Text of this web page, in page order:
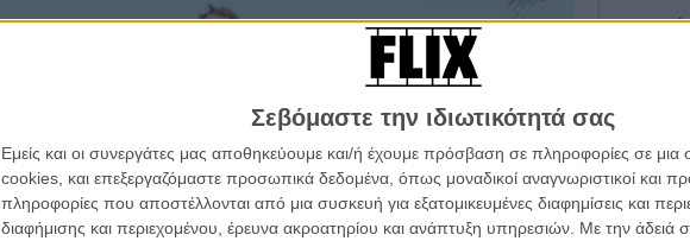
Σεβόμαστε την ιδιωτικότητά σας
Εμείς και οι συνεργάτες μας αποθηκεύουμε και/ή έχουμε πρόσβαση σε πληροφορίες σε
cookies, και επεξεργαζόμαστε προσωπικά δεδομένα, όπως μοναδικοί αναγνωριστικοί και
πληροφορίες που αποστέλλονται από μια συσκευή για εξατομικευμένες διαφημίσεις και
διαφήμισης και περιεχομένου, έρευνα ακροατηρίου και ανάπτυξη υπηρεσιών. Με την άδειά
Ο
10
τον